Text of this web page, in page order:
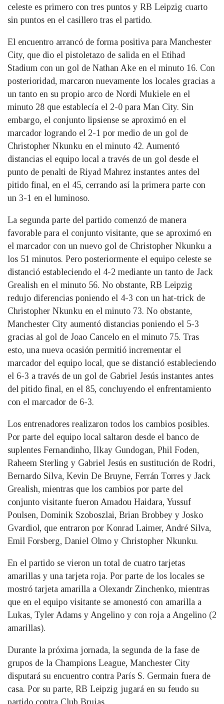
celeste es primero con tres puntos y RB Leipzig cuarto
sin puntos en el casillero tras el partido.
El encuentro arrancó de forma positiva para Manchester
City, que dio el pistoletazo de salida en el Etihad
Stadium con un gol de Nathan Ake en el minuto 16. Con
posterioridad, marcaron nuevamente los locales gracias a
un tanto en su propio arco de Nordi Mukiele en el
minuto 28 que establecía el 2-0 para Man City. Sin
embargo, el conjunto lipsiense se aproximó en el
marcador logrando el 2-1 por medio de un gol de
Christopher Nkunku en el minuto 42. Aumentó
distancias el equipo local a través de un gol desde el
punto de penalti de Riyad Mahrez instantes antes del
pitido final, en el 45, cerrando así la primera parte con
un 3-1 en el luminoso.
La segunda parte del partido comenzó de manera
favorable para el conjunto visitante, que se aproximó en
el marcador con un nuevo gol de Christopher Nkunku a
los 51 minutos. Pero posteriormente el equipo celeste se
distanció estableciendo el 4-2 mediante un tanto de Jack
Grealish en el minuto 56. No obstante, RB Leipzig
redujo diferencias poniendo el 4-3 con un hat-trick de
Christopher Nkunku en el minuto 73. No obstante,
Manchester City aumentó distancias poniendo el 5-3
gracias al gol de Joao Cancelo en el minuto 75. Tras
esto, una nueva ocasión permitió incrementar el
marcador del equipo local, que se distanció estableciendo
el 6-3 a través de un gol de Gabriel Jesús instantes antes
del pitido final, en el 85, concluyendo el enfrentamiento
con el marcador de 6-3.
Los entrenadores realizaron todos los cambios posibles.
Por parte del equipo local saltaron desde el banco de
suplentes Fernandinho, Ilkay Gundogan, Phil Foden,
Raheem Sterling y Gabriel Jesús en sustitución de Rodri,
Bernardo Silva, Kevin De Bruyne, Ferrán Torres y Jack
Grealish, mientras que los cambios por parte del
conjunto visitante fueron Amadou Haidara, Yussuf
Poulsen, Dominik Szoboszlai, Brian Brobbey y Josko
Gvardiol, que entraron por Konrad Laimer, André Silva,
Emil Forsberg, Daniel Olmo y Christopher Nkunku.
En el partido se vieron un total de cuatro tarjetas
amarillas y una tarjeta roja. Por parte de los locales se
mostró tarjeta amarilla a Olexandr Zinchenko, mientras
que en el equipo visitante se amonestó con amarilla a
Lukas, Tyler Adams y Angelino y con roja a Angelino (2
amarillas).
Durante la próxima jornada, la segunda de la fase de
grupos de la Champions League, Manchester City
disputará su encuentro contra París S. Germain fuera de
casa. Por su parte, RB Leipzig jugará en su feudo su